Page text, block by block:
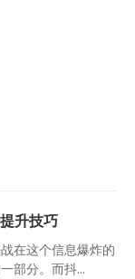
升技巧
在这个信息爆炸的
部分。而抖...